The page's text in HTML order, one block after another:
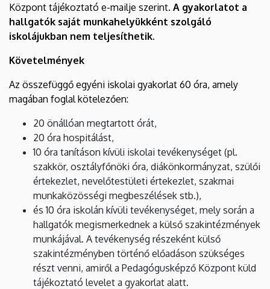
Központ tájékoztató e-mailje szerint. A gyakorlatot a
hallgatók saját munkahelyükként szolgáló
iskolájukban nem teljesíthetik.
Követelmények
Az összefüggő egyéni iskolai gyakorlat 60 óra, amely
magában foglal kötelezően:
20 önállóan megtartott órát,
20 óra hospitálást,
10 óra tanításon kívüli iskolai tevékenységet (pl.
szakkör, osztályfőnöki óra, diákönkormányzat, szülői
értekezlet, nevelőtestületi értekezlet, szakmai
munkaközösségi megbeszélések stb.),
és 10 óra iskolán kívüli tevékenységet, mely során a
hallgatók megismerkednek a külső szakintézmények
munkájával. A tevékenység részeként külső
szakintézményben történő előadáson szükséges
részt venni, amiről a Pedagógusképző Központ küld
tájékoztató levelet a gyakorlat alatt.